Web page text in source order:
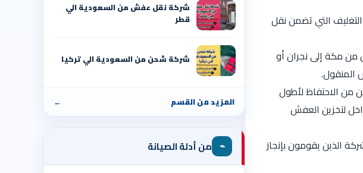
التي تضمن نقل
مكة إلى نجران أو
المنقول.
من الاحتفاظ لأطول
لتخزين العفش
الذين يقومون بإنجاز
شركة نقل عفش من السعودية الي
قطر
شركة شحن من السعودية الي تركيا
المزيد من القسم ←
⌁ من أدلة الصيانة